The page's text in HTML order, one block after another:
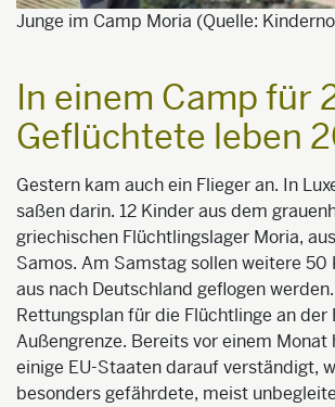
Junge im Camp Moria (Quelle:
In einem Camp für
Geflüchtete leben
Gestern kam auch ein Flieger an. In
saßen darin. 12 Kinder aus dem
griechischen Flüchtlingslager Moria,
Samos. Am Samstag sollen weitere 50
aus nach Deutschland geflogen
Rettungsplan für die Flüchtlinge an der
Außengrenze. Bereits vor einem Monat
einige EU-Staaten darauf verständigt,
besonders gefährdete, meist